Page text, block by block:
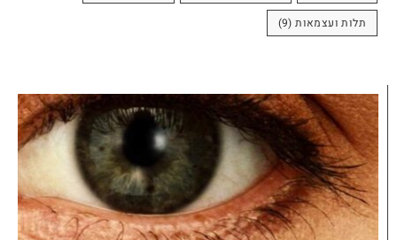
תלות ועצמאות(9)